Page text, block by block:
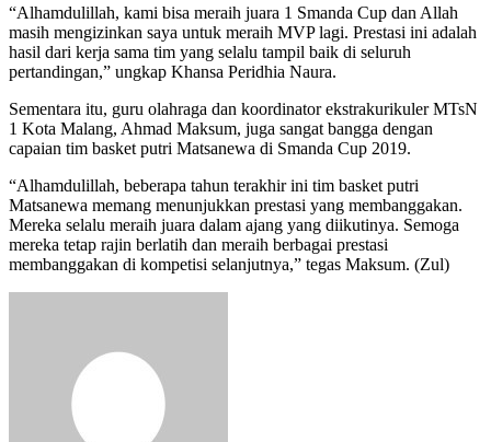
“Alhamdulillah, kami bisa meraih juara 1 Smanda Cup dan Allah
masih mengizinkan saya untuk meraih MVP lagi. Prestasi ini adalah
hasil dari kerja sama tim yang selalu tampil baik di seluruh
pertandingan,” ungkap Khansa Peridhia Naura.
Sementara itu, guru olahraga dan koordinator ekstrakurikuler MTsN
1 Kota Malang, Ahmad Maksum, juga sangat bangga dengan
capaian tim basket putri Matsanewa di Smanda Cup 2019.
“Alhamdulillah, beberapa tahun terakhir ini tim basket putri
Matsanewa memang menunjukkan prestasi yang membanggakan.
Mereka selalu meraih juara dalam ajang yang diikutinya. Semoga
mereka tetap rajin berlatih dan meraih berbagai prestasi
membanggakan di kompetisi selanjutnya,” tegas Maksum. (Zul)